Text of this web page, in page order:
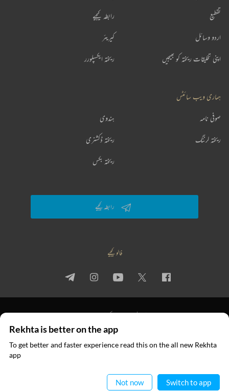
تقطیع
اردو وسائل
اپنی تخلیقات ریختہ کو بھیجیں
رابطہ کیجیے
کیریئر
ریختہ ایکسپلورر
ہماری ویب سائٹس
ہندوی صوفی نامہ
ریختہ ڈکشنری ریختہ لرننگ
ریختہ بکس
رابطہ کیجیے
فالو کیجیے
© 2026 Rekhta™ Foundation. All rights reserved.
Rekhta is better on the app
To get better and faster experience read this on the all new Rekhta
app
Not now Switch to app